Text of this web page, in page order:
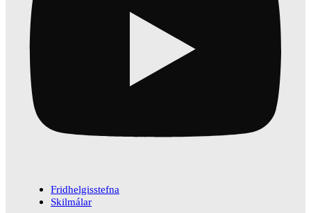
Fridhelgisstefna
Skilmálar